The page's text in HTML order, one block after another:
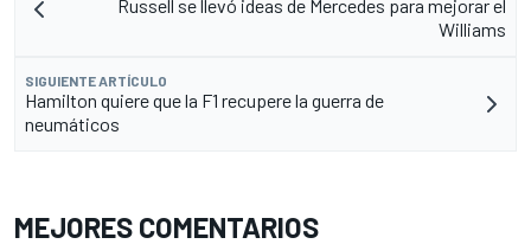
Russell se llevó ideas de Mercedes para mejorar el
Williams
SIGUIENTE ARTÍCULO
Hamilton quiere que la F1 recupere la guerra de
neumáticos
MEJORES COMENTARIOS